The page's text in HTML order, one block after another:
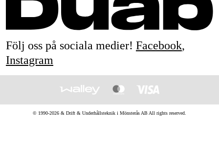
Följ oss på sociala medier! Facebook,
Instagram
© 1990-2026 & Drift & Underhållsteknik i Mönsterås AB All rights reserved.